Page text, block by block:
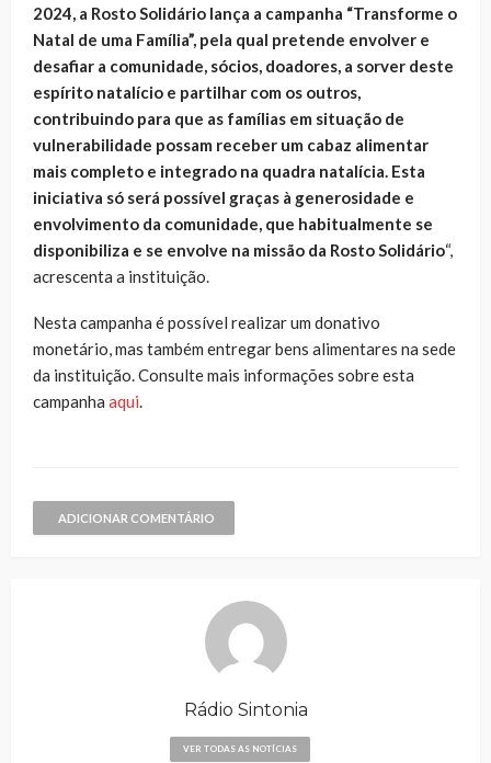
2024, a Rosto Solidário lança a campanha “Transforme o
Natal de uma Família”, pela qual pretende envolver e
desafiar a comunidade, sócios, doadores, a sorver deste
espírito natalício e partilhar com os outros,
contribuindo para que as famílias em situação de
vulnerabilidade possam receber um cabaz alimentar
mais completo e integrado na quadra natalícia. Esta
iniciativa só será possível graças à generosidade e
envolvimento da comunidade, que habitualmente se
disponibiliza e se envolve na missão da Rosto Solidário“,
acrescenta a instituição.
Nesta campanha é possível realizar um donativo
monetário, mas também entregar bens alimentares na sede
da instituição. Consulte mais informações sobre esta
campanha aqui.
ADICIONAR COMENTÁRIO
Rádio Sintonia
VER TODAS AS NOTÍCIAS